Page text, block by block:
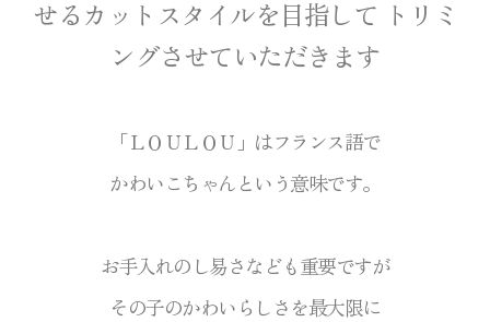
せるカットスタイルを目指して トリミ
ングさせていただきます
「ＬＯＵＬＯＵ」はフランス語で
かわいこちゃんという意味です。
お手入れのし易さなども重要ですが
その子のかわいらしさを最大限に